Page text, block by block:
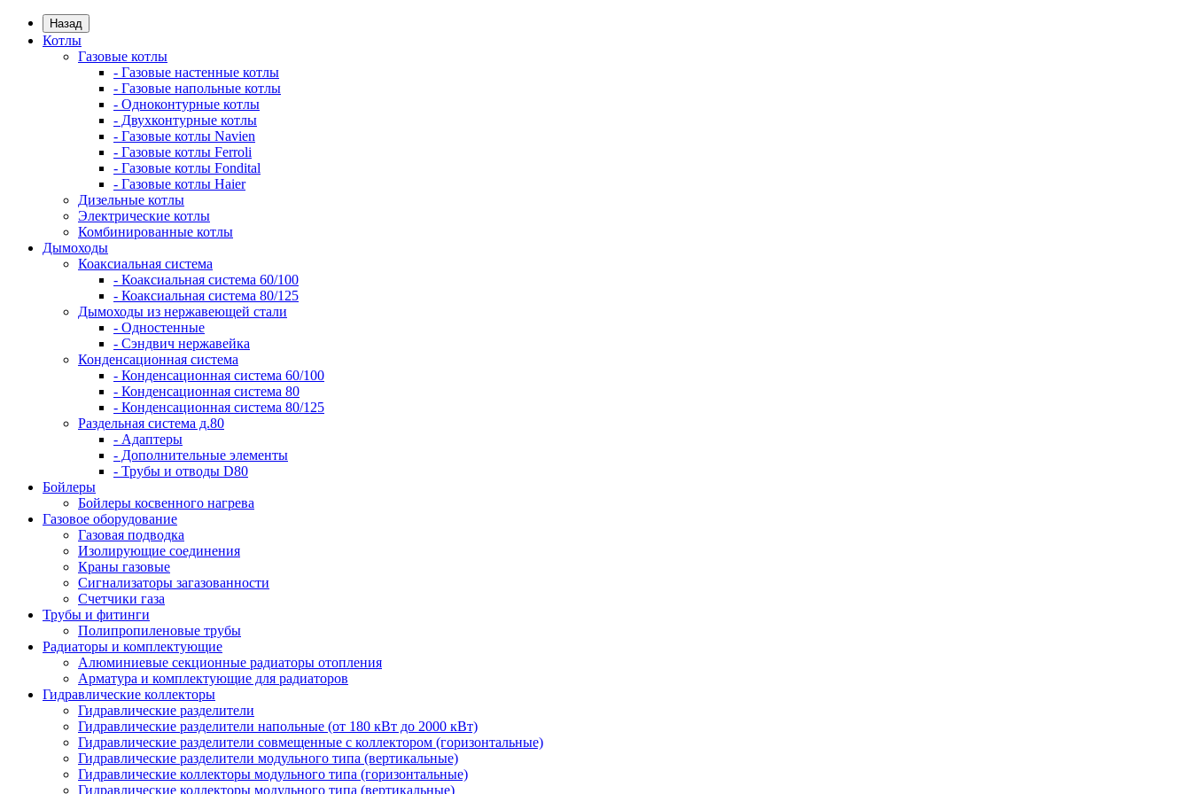
Назад
Котлы
Газовые котлы
- Газовые настенные котлы
- Газовые напольные котлы
- Одноконтурные котлы
- Двухконтурные котлы
- Газовые котлы Navien
- Газовые котлы Ferroli
- Газовые котлы Fondital
- Газовые котлы Haier
Дизельные котлы
Электрические котлы
Комбинированные котлы
Дымоходы
Коаксиальная система
- Коаксиальная система 60/100
- Коаксиальная система 80/125
Дымоходы из нержавеющей стали
- Одностенные
- Сэндвич нержавейка
Конденсационная система
- Конденсационная система 60/100
- Конденсационная система 80
- Конденсационная система 80/125
Раздельная система д.80
- Адаптеры
- Дополнительные элементы
- Трубы и отводы D80
Бойлеры
Бойлеры косвенного нагрева
Газовое оборудование
Газовая подводка
Изолирующие соединения
Краны газовые
Сигнализаторы загазованности
Счетчики газа
Трубы и фитинги
Полипропиленовые трубы
Радиаторы и комплектующие
Алюминиевые секционные радиаторы отопления
Арматура и комплектующие для радиаторов
Гидравлические коллекторы
Гидравлические разделители
Гидравлические разделители напольные (от 180 кВт до 2000 кВт)
Гидравлические разделители совмещенные с коллектором (горизонтальные)
Гидравлические разделители модульного типа (вертикальные)
Гидравлические коллекторы модульного типа (горизонтальные)
Гидравлические коллекторы модульного типа (вертикальные)